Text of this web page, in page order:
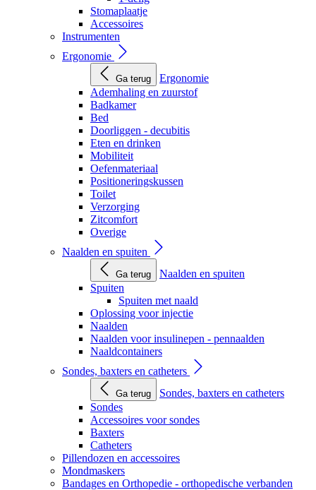
Stomaplaatje
Accessoires
Instrumenten
Ergonomie
Ga terug
Ergonomie
Ademhaling en zuurstof
Badkamer
Bed
Doorliggen - decubitis
Eten en drinken
Mobiliteit
Oefenmateriaal
Positioneringskussen
Toilet
Verzorging
Zitcomfort
Overige
Naalden en spuiten
Ga terug
Naalden en spuiten
Spuiten
Spuiten met naald
Oplossing voor injectie
Naalden
Naalden voor insulinepen - pennaalden
Naaldcontainers
Sondes, baxters en catheters
Ga terug
Sondes, baxters en catheters
Sondes
Accessoires voor sondes
Baxters
Catheters
Pillendozen en accessoires
Mondmaskers
Bandages en Orthopedie - orthopedische verbanden